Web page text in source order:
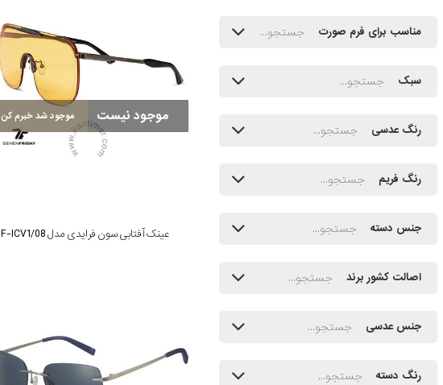
موجود نیست موجود شد خبرم کن
عینک آفتابی سون فرایدی مدل SF-ICV1/08
مناسب برای فرم صورت
سبک
رنگ عدسی
رنگ فریم
جنس دسته
اصالت کشور برند
جنس عدسی
رنگ دسته